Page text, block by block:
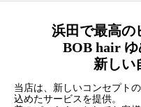
浜田で最高の
BOB hair
新しい
当店は、新しいコンセプト
込めたサービスを提供。
4つの取組み
スタッフ紹介